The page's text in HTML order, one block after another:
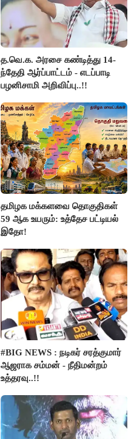
த.வெ.க. அரசை கண்டித்து 14-
ந்தேதி ஆர்ப்பாட்டம் - எடப்பாடி
பழனிசாமி அறிவிப்பு..!!
தமிழக மக்களவை தொகுதிகள்
59 ஆக உயரும்: உத்தேச பட்டியல்
இதோ!
#BIG NEWS : நடிகர் சரத்குமார்
ஆஜராக சம்மன் - நீதிமன்றம்
உத்தரவு..!!